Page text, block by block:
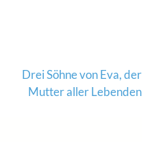
Drei Söhne von Eva, der
Mutter aller Lebenden